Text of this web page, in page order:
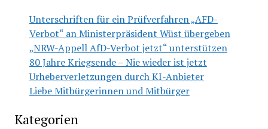
Unterschriften für ein Prüfverfahren „AFD-
Verbot“ an Ministerpräsident Wüst übergeben
„NRW-Appell AfD-Verbot jetzt“ unterstützen
80 Jahre Kriegsende – Nie wieder ist jetzt
Urheberverletzungen durch KI-Anbieter
Liebe Mitbürgerinnen und Mitbürger
Kategorien